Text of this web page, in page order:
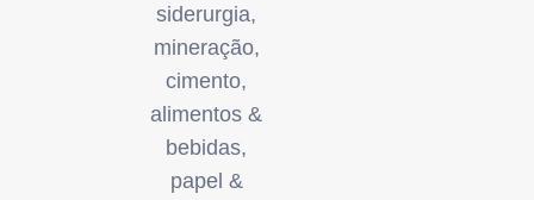
siderurgia,
mineração,
cimento,
alimentos &
bebidas,
papel &